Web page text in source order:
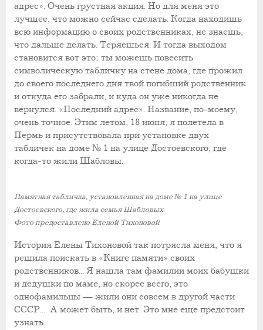
адрес». Очень грустная акция. Но для меня это
лучшее, что можно сейчас сделать. Когда находишь
всю информацию о своих родственниках, не знаешь,
что дальше делать. Теряешься. И тогда выходом
становится вот это: ты можешь повесить
символическую табличку на стене дома, где прожил
до своего последнего дня твой погибший родственник
и откуда его забрали, и куда он уже никогда не
вернулся. «Последний адрес». Название, по-моему,
очень точное. Этим летом, 18 июня, я полетела в
Пермь и присутствовала при установке двух
табличек на доме № 1 на улице Достоевского, где
когда-то жили Шабловы.
Памятная табличка, установленная на доме № 1 на улице
Достоевского, где жила семья Шабловых.
Фото предоставлено Еленой Тихоновой
История Елены Тихоновой так потрясла меня, что я
решила поискать в «Книге памяти» своих
родственников... Я нашла там фамилии моих бабушки
и дедушки по маме, но скорее всего, это
однофамильцы — жили они совсем в другой части
СССР... А может быть, и нет. Это мне еще предстоит
узнать.